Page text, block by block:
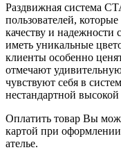
Раздвижная система
пользователей,
качеству и надежности
иметь уникальные
клиенты особенно
отмечают
чувствуют себя в
нестандартной
Оплатить товар Вы
картой при
ателье.